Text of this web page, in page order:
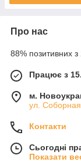
Про нас
88% позитивних з
Працює з
м.
ул. Соборная
Контакти
Сьогодні
Показати